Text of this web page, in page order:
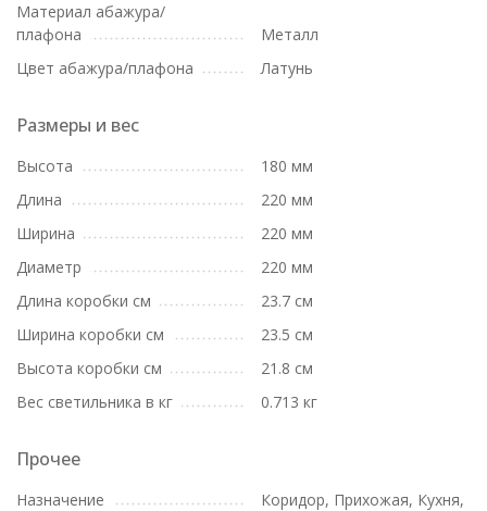
Материал абажура/
плафона
Металл
Цвет абажура/плафона
Латунь
Размеры и вес
Высота
180 мм
Длина
220 мм
Ширина
220 мм
Диаметр
220 мм
Длина коробки см
23.7 см
Ширина коробки см
23.5 см
Высота коробки см
21.8 см
Вес светильника в кг
0.713 кг
Прочее
Назначение
Коридор, Прихожая, Кухня,